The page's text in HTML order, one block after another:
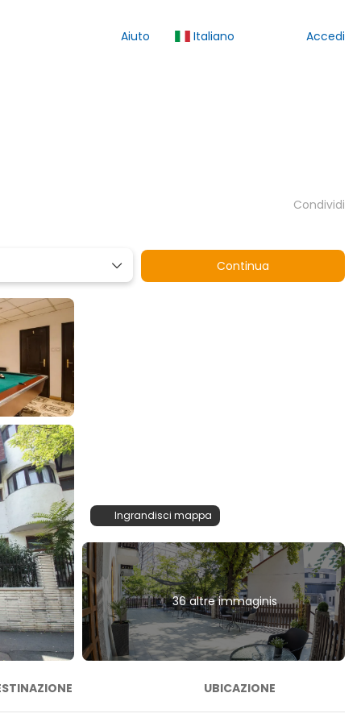
Aiuto Italiano Accedi
Condividi
Continua
Ingrandisci mappa
36 altre immaginis
UBICAZIONE